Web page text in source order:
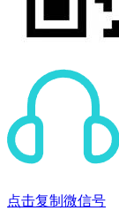
点击复制微信号